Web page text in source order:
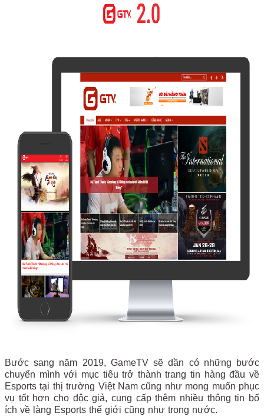
Bước sang năm 2019, GameTV sẽ dần có những bước
chuyển mình với mục tiêu trở thành trang tin hàng đầu về
Esports tại thị trường Việt Nam cũng như mong muốn phục
vụ tốt hơn cho độc giả, cung cấp thêm nhiều thông tin bổ
ích về làng Esports thế giới cũng như trong nước.